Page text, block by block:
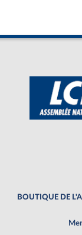
BOUTIQUE DE